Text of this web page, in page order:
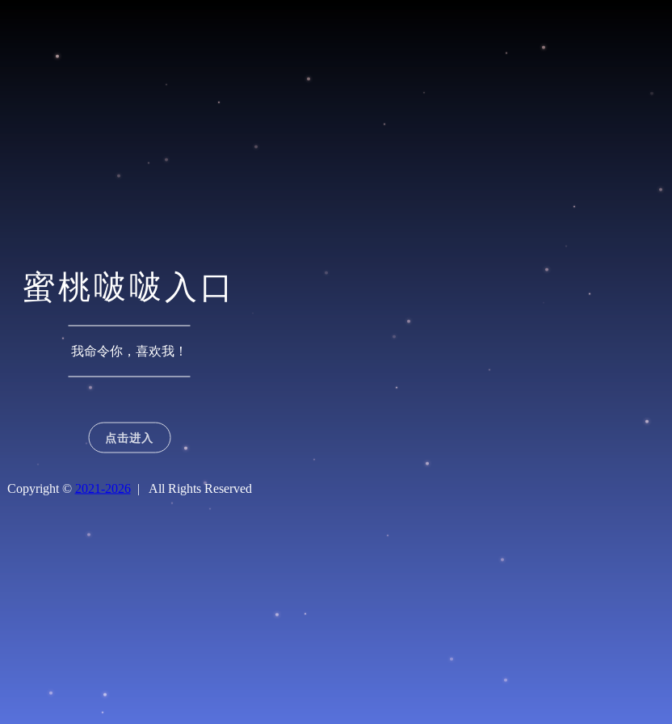
蜜桃啵啵入口
我命令你，喜欢我！
点击进入
Copyright © 2021-2026| All Rights Reserved